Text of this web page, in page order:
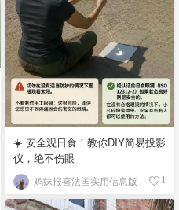
☀️ 安全观日食！教你DIY简易投影
仪，绝不伤眼
鸡妹报喜法国实用信息版 1